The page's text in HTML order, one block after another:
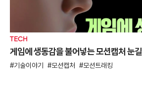
TECH
게임에 생동감을 불어넣는 모션캡처 눈길
기술이야기 모션캡처 모션트래킹